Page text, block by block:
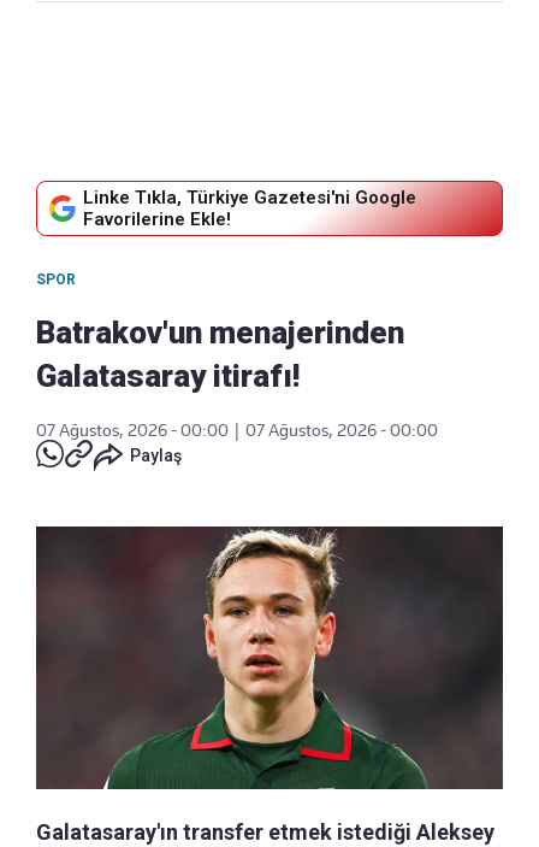
Linke Tıkla, Türkiye Gazetesi'ni Google
Favorilerine Ekle!
SPOR
Batrakov'un menajerinden
Galatasaray itirafı!
07 Ağustos, 2026 - 00:00
07 Ağustos, 2026 - 00:00
Paylaş
Galatasaray'ın transfer etmek istediği Aleksey